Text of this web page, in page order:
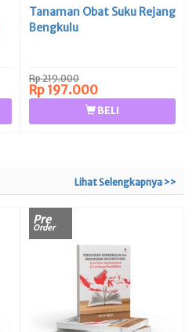
Tanaman Obat Suku Rejang
Bengkulu
Rp 219.000
Rp 197.000
BELI
Lihat Selengkapnya >>
Pre
Order